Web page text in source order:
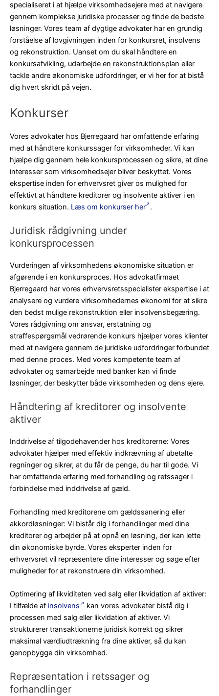
specialiseret i at hjælpe virksomhedsejere med at navigere
gennem komplekse juridiske processer og finde de bedste
løsninger. Vores team af dygtige advokater har en grundig
forståelse af lovgivningen inden for konkursret, insolvens
og rekonstruktion. Uanset om du skal håndtere en
konkursafvikling, udarbejde en rekonstruktionsplan eller
tackle andre økonomiske udfordringer, er vi her for at bistå
dig hvert skridt på vejen.
Konkurser
Vores advokater hos Bjerregaard har omfattende erfaring
med at håndtere konkurssager for virksomheder. Vi kan
hjælpe dig gennem hele konkursprocessen og sikre, at dine
interesser som virksomhedsejer bliver beskyttet. Vores
ekspertise inden for erhvervsret giver os mulighed for
effektivt at håndtere kreditorer og insolvente aktiver i en
konkurs situation. Læs om konkurser her .
Juridisk rådgivning under
konkursprocessen
Vurderingen af virksomhedens økonomiske situation er
afgørende i en konkursproces. Hos advokatfirmaet
Bjerregaard har vores erhvervsretsspecialister ekspertise i at
analysere og vurdere virksomhedernes økonomi for at sikre
den bedst mulige rekonstruktion eller insolvensbegæring.
Vores rådgivning om ansvar, erstatning og
straffespørgsmål vedrørende konkurs hjælper vores klienter
med at navigere gennem de juridiske udfordringer forbundet
med denne proces. Med vores kompetente team af
advokater og samarbejde med banker kan vi finde
løsninger, der beskytter både virksomheden og dens ejere.
Håndtering af kreditorer og insolvente
aktiver
Inddrivelse af tilgodehavender hos kreditorerne: Vores
advokater hjælper med effektiv indkrævning af ubetalte
regninger og sikrer, at du får de penge, du har til gode. Vi
har omfattende erfaring med forhandling og retssager i
forbindelse med inddrivelse af gæld.
Forhandling med kreditorene om gældssanering eller
akkordløsninger: Vi bistår dig i forhandlinger med dine
kreditorer og arbejder på at opnå en løsning, der kan lette
din økonomiske byrde. Vores eksperter inden for
erhvervsret vil repræsentere dine interesser og søge efter
muligheder for at rekonstruere din virksomhed.
Optimering af likviditeten ved salg eller likvidation af aktiver:
I tilfælde af insolvens
kan vores advokater bistå dig i
processen med salg eller likvidation af aktiver. Vi
strukturerer transaktionerne juridisk korrekt og sikrer
maksimal værdiudtrækning fra dine aktiver, så du kan
genopbygge din virksomhed.
Repræsentation i retssager og
forhandlinger